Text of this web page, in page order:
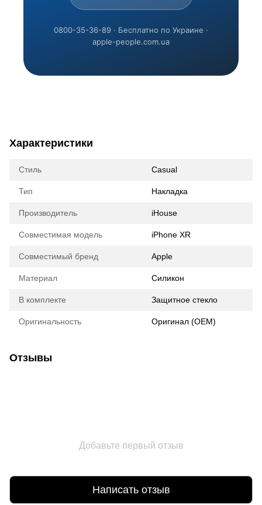
0800-35-36-89 · Бесплатно по Украине ·
apple-people.com.ua
Характеристики
Стиль Casual
Тип Накладка
Производитель iHouse
Совместимая модель iPhone XR
Совместимый бренд Apple
Материал Силикон
В комплекте Защитное стекло
Оригинальность Оригинал (ОЕМ)
Отзывы
Добавьте первый отзыв
Написать отзыв